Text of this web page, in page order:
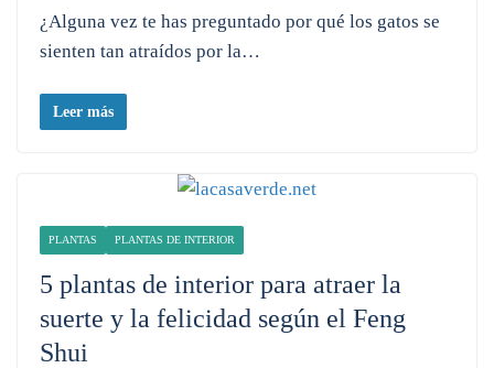
¿Alguna vez te has preguntado por qué los gatos se
sienten tan atraídos por la…
Leer más
PLANTAS PLANTAS DE INTERIOR
5 plantas de interior para atraer la
suerte y la felicidad según el Feng
Shui